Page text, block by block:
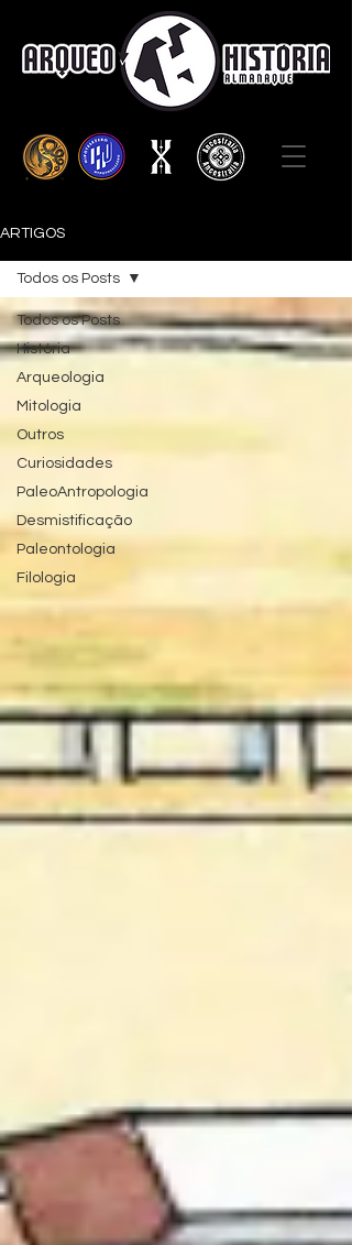
ARTIGOS
Todos os Posts
História
Arqueologia
Mitologia
Outros
Curiosidades
PaleoAntropologia
Desmistificação
Paleontologia
Filologia
Todos os Posts